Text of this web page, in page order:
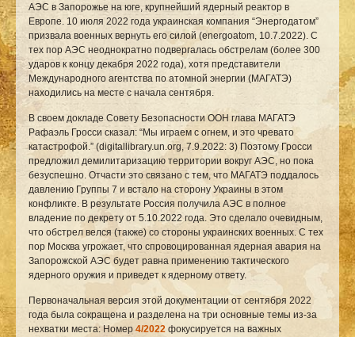
АЭС в Запорожье на юге, крупнейший ядерный реактор в
Европе. 10 июля 2022 года украинская компания “Энергодатом”
призвала военных вернуть его силой (energoatom, 10.7.2022). С
тех пор АЭС неоднократно подвергалась обстрелам (более 300
ударов к концу декабря 2022 года), хотя представители
Международного агентства по атомной энергии (МАГАТЭ)
находились на месте с начала сентября.
В своем докладе Совету Безопасности ООН глава МАГАТЭ
Рафаэль Гросси сказал: “Мы играем с огнем, и это чревато
катастрофой.” (digitallibrary.un.org, 7.9.2022: 3) Поэтому Гросси
предложил демилитаризацию территории вокруг АЭС, но пока
безуспешно. Отчасти это связано с тем, что МАГАТЭ поддалось
давлению Группы 7 и встало на сторону Украины в этом
конфликте. В результате Россия получила АЭС в полное
владение подекрету от 5.10.2022года. Это сделало очевидным,
что обстрел велся (также) со стороны украинских военных. С тех
пор Москва угрожает, что спровоцированная ядерная авария на
Запорожской АЭС будет равна применению тактического
ядерного оружия и приведет к ядерному ответу.
Первоначальная версия этой документации от сентября 2022
года была сокращена и разделена на три основные темы из-за
нехватки места: Номер4/2022 фокусируется на важных